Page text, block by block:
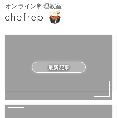
オンライン料理教室
最新記事